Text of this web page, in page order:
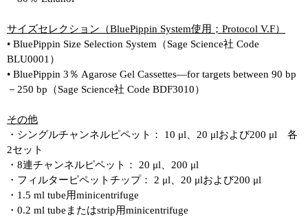
サイズセレクション（BluePippin System使用；Protocol V.F）
• BluePippin Size Selection System（Sage Science社 Code
BLU0001）
• BluePippin 3％ Agarose Gel Cassettes—for targets between 90 bp
－250 bp（Sage Science社 Code BDF3010）
その他
・シングルチャンネルピペット： 10 μl、20 μlおよび200 μl 各
2セット
・8連チャンネルピペット： 20 μl、200 μl
・フィルターピペットチップ： 2 μl、20 μlおよび200 μl
・1.5 ml tube用minicentrifuge
・0.2 ml tubeまたはstrip用minicentrifuge